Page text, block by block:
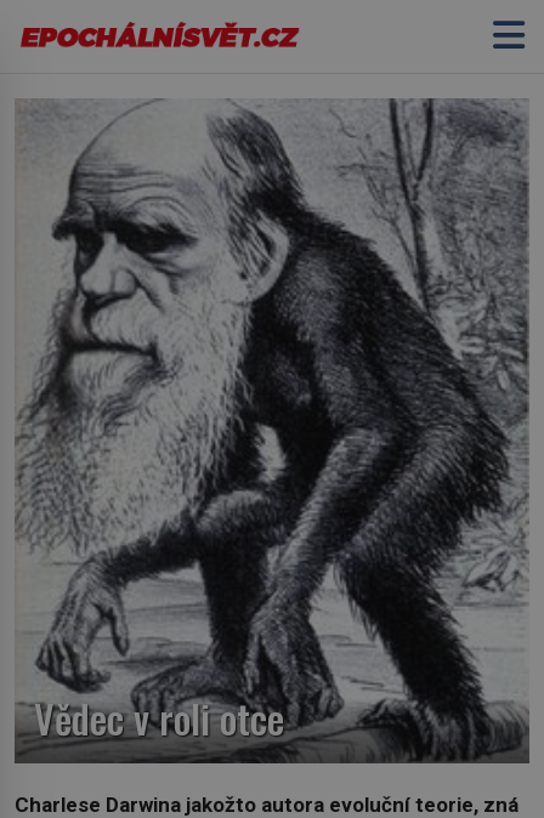
Vědec v roli otce
Charlese Darwina jakožto autora evoluční teorie, zná